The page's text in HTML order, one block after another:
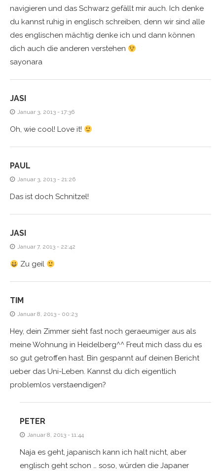
navigieren und das Schwarz gefällt mir auch. Ich denke
du kannst ruhig in englisch schreiben, denn wir sind alle
des englischen mächtig denke ich und dann können
dich auch die anderen verstehen
sayonara
JASI
Januar 3, 2013 - 17:36
Oh, wie cool! Love it!
PAUL
Januar 3, 2013 - 21:26
Das ist doch Schnitzel!
JASI
Januar 7, 2013 - 22:42
Zu geil
TIM
Januar 8, 2013 - 00:23
Hey, dein Zimmer sieht fast noch geraeumiger aus als
meine Wohnung in Heidelberg^^ Freut mich dass du es
so gut getroffen hast. Bin gespannt auf deinen Bericht
ueber das Uni-Leben. Kannst du dich eigentlich
problemlos verstaendigen?
PETER
Januar 8, 2013 - 11:44
Naja es geht, japanisch kann ich halt nicht, aber
englisch geht schon … soso, würden die Japaner